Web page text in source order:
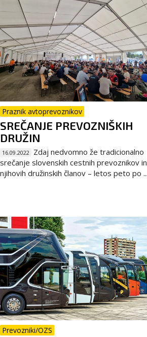
Praznik avtoprevoznikov
SREČANJE PREVOZNIŠKIH
DRUŽIN
16.09.2022
Zdaj nedvomno že tradicionalno
srečanje slovenskih cestnih prevoznikov in
njihovih družinskih članov – letos peto po ...
Prevozniki/OZS